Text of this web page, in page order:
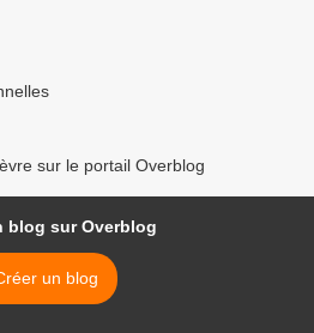
sur le portail Overblog
blog sur Overblog
un blog